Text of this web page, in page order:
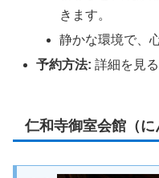
きます。
静かな環境で、
予約方法: 詳細を見る
仁和寺御室会館（に